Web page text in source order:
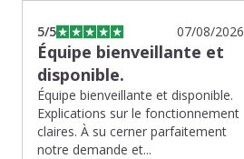
5/5 07/08/2026
Équipe bienveillante et
disponible.
Équipe bienveillante et disponible.
Explications sur le fonctionnement
claires. À su cerner parfaitement
notre demande et...